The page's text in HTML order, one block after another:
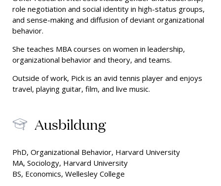
role negotiation and social identity in high-status groups,
and sense-making and diffusion of deviant organizational
behavior.
She teaches MBA courses on women in leadership,
organizational behavior and theory, and teams.
Outside of work, Pick is an avid tennis player and enjoys
travel, playing guitar, film, and live music.
Ausbildung
PhD, Organizational Behavior, Harvard University
MA, Sociology, Harvard University
BS, Economics, Wellesley College